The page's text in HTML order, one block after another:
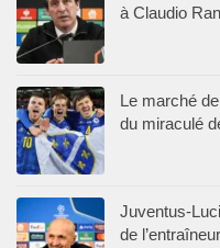
à Claudio
Le marché
du miraculé
Juventus-
de l’entraîneur